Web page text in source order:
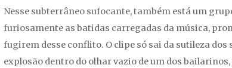
Nesse subterrâneo sufocante, também está um
furiosamente as batidas carregadas da música,
fugirem desse conflito. O clipe só sai da sutileza
explosão dentro do olhar vazio de um dos